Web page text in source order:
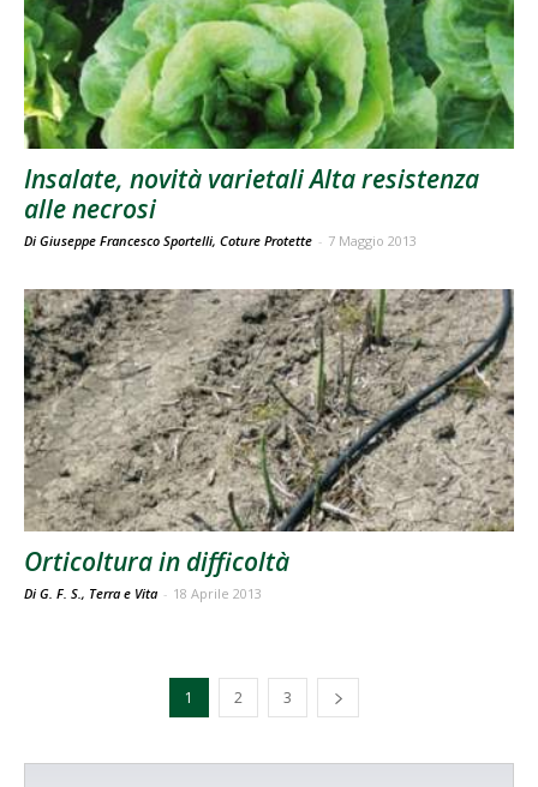
Insalate, novità varietali Alta resistenza
alle necrosi
Di Giuseppe Francesco Sportelli, Coture Protette - 7 Maggio 2013
Orticoltura in difficoltà
Di G. F. S., Terra e Vita - 18 Aprile 2013
1 2 3